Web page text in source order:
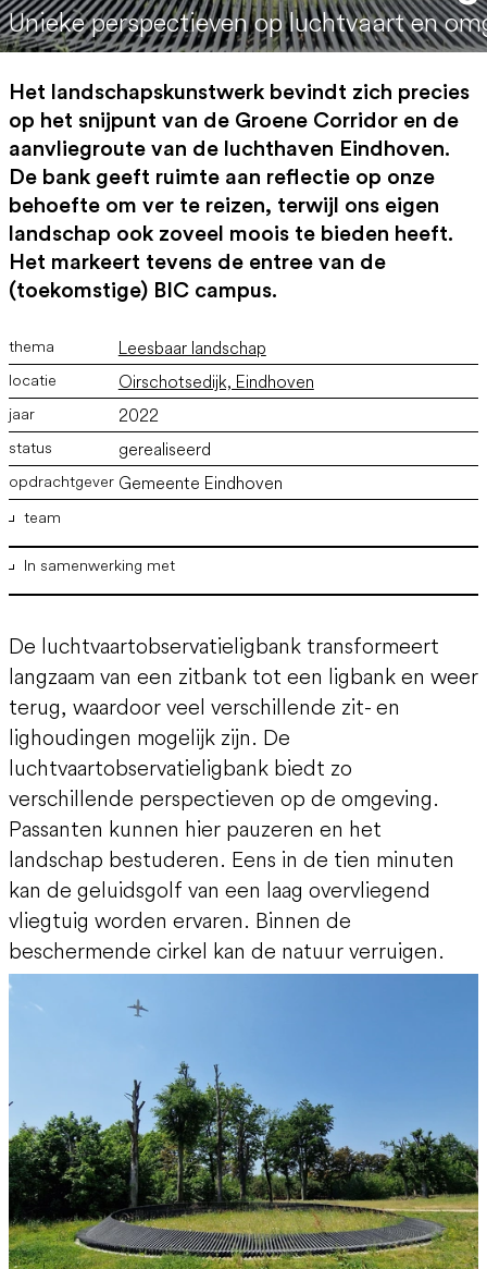
Unieke perspectieven op luchtvaart en
Het landschapskunstwerk bevindt zich precies
op het snijpunt van de Groene Corridor en de
aanvliegroute van de luchthaven Eindhoven.
De bank geeft ruimte aan reflectie op onze
behoefte om ver te reizen, terwijl ons eigen
landschap ook zoveel moois te bieden heeft.
Het markeert tevens de entree van de
(toekomstige) BIC campus.
Leesbaar landschap
Oirschotsedijk, Eindhoven
2022
gerealiseerd
Gemeente Eindhoven
team
ir. Marco Vermeulen,
In samenwerking met
Lankhorst Plastics
Strukton Zuid Civiel
De luchtvaartobservatieligbank transformeert
langzaam van een zitbank tot een ligbank en weer
terug, waardoor veel verschillende zit- en
lighoudingen mogelijk zijn. De
luchtvaartobservatieligbank biedt zo
verschillende perspectieven op de omgeving.
Passanten kunnen hier pauzeren en het
landschap bestuderen. Eens in de tien minuten
kan de geluidsgolf van een laag overvliegend
vliegtuig worden ervaren. Binnen de
beschermende cirkel kan de natuur verruigen.